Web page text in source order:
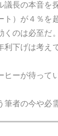
長の本音
）が４％
のは必至
下げは考
ーが待って
者の今や必